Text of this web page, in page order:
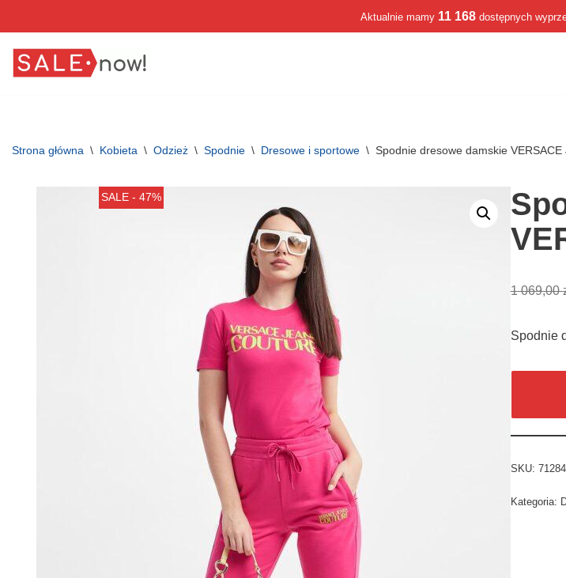
do
Aktualnie mamy 11 168 dostępnych
Strona główna \ Kobieta \ Odzież \ Spodnie \ Dresowe i sportowe \ Spodnie dresowe damskie VERSACE
SALE - 47%
1 069,00
Spodnie
SKU:
Kategoria: